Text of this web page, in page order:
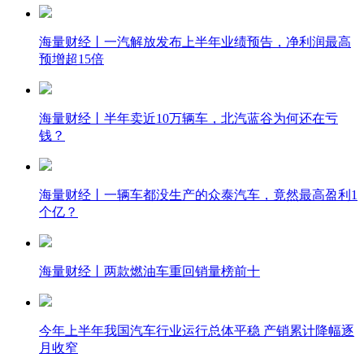
海量财经丨一汽解放发布上半年业绩预告，净利润最高
预增超15倍
海量财经丨半年卖近10万辆车，北汽蓝谷为何还在亏
钱？
海量财经丨一辆车都没生产的众泰汽车，竟然最高盈利1
个亿？
海量财经丨两款燃油车重回销量榜前十
今年上半年我国汽车行业运行总体平稳 产销累计降幅逐
月收窄